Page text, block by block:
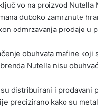
na proizvod Nutella
duboko zamrznute
odmrzavanja prodaje u
obuhvata mafine
Nutella nisu
distribuirani i prodavani
precizirano kako su